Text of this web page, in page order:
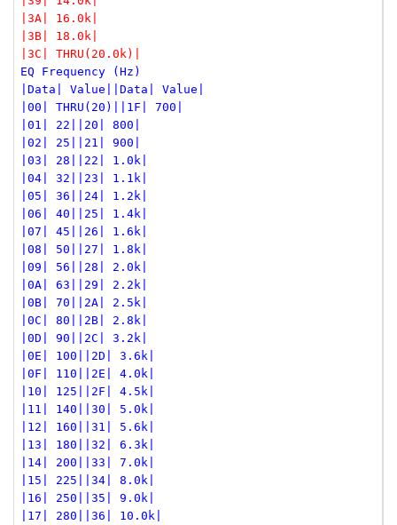
|3A| 16.0k|
|3B| 18.0k|
|3C| THRU(20.0k)|
EQ Frequency (Hz)
|Data| Value||Data| Value|
|00| THRU(20)||1F| 700|
|01| 22||20| 800|
|02| 25||21| 900|
|03| 28||22| 1.0k|
|04| 32||23| 1.1k|
|05| 36||24| 1.2k|
|06| 40||25| 1.4k|
|07| 45||26| 1.6k|
|08| 50||27| 1.8k|
|09| 56||28| 2.0k|
|0A| 63||29| 2.2k|
|0B| 70||2A| 2.5k|
|0C| 80||2B| 2.8k|
|0D| 90||2C| 3.2k|
|0E| 100||2D| 3.6k|
|0F| 110||2E| 4.0k|
|10| 125||2F| 4.5k|
|11| 140||30| 5.0k|
|12| 160||31| 5.6k|
|13| 180||32| 6.3k|
|14| 200||33| 7.0k|
|15| 225||34| 8.0k|
|16| 250||35| 9.0k|
|17| 280||36| 10.0k|